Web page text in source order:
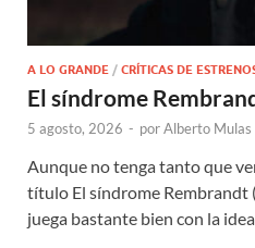
A LO GRANDE / CRÍTICAS DE
El síndrome
5 agosto, 2026 - porAlberto Mulas
Aunque no tenga tanto que
título El síndrome Rembrandt
juega bastante bien con la